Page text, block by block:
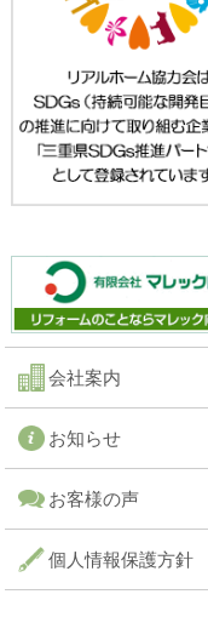
会社案内
お知らせ
お客様の声
個人情報保護方針